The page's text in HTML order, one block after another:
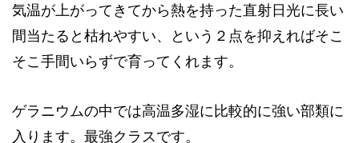
気温が上がってきてから熱を持った直射日光に長い
間当たると枯れやすい、という２点を抑えればそこ
そこ手間いらずで育ってくれます。
ゲラニウムの中では高温多湿に比較的に強い部類に
入ります。最強クラスです。